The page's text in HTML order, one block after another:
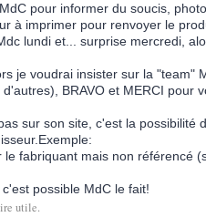
pour informer du soucis,
à imprimer pour renvoyer le
lundi et... surprise mercredi,
je voudrai insister sur la "team"
BRAVO et MERCI
sur son site, c'est la
fabriquant mais non référencé
possible MdC le fait!
utile.